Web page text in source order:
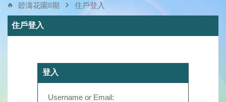
碧濤花園II期 住戶登入
住戶登入
登入
Username or Email: